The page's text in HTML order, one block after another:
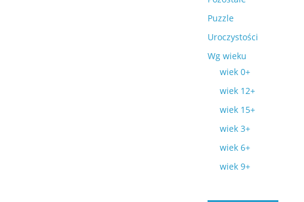
Puzzle
Uroczystości
Wg wieku
wiek 0+
wiek 12+
wiek 15+
wiek 3+
wiek 6+
wiek 9+